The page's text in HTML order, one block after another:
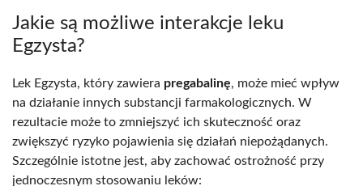
Jakie są możliwe interakcje leku
Egzysta?
Lek Egzysta, który zawiera pregabalinę, może mieć wpływ
na działanie innych substancji farmakologicznych. W
rezultacie może to zmniejszyć ich skuteczność oraz
zwiększyć ryzyko pojawienia się działań niepożądanych.
Szczególnie istotne jest, aby zachować ostrożność przy
jednoczesnym stosowaniu leków: